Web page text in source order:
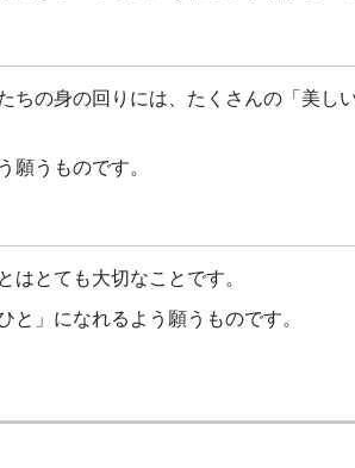
ちの身の回りには、たくさんの「美し
願うものです。
はとても大切なことです。
」になれるよう願うものです。